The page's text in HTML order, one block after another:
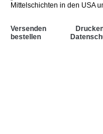
Mittelschichten in den USA
Versenden
bestellen